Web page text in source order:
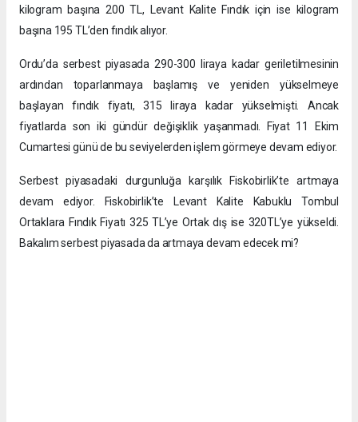
kilogram başına 200 TL, Levant Kalite Fındık için ise kilogram
başına 195 TL’den fındık alıyor.
Ordu’da serbest piyasada 290-300 liraya kadar geriletilmesinin
ardından toparlanmaya başlamış ve yeniden yükselmeye
başlayan fındık fiyatı, 315 liraya kadar yükselmişti. Ancak
fiyatlarda son iki gündür değişiklik yaşanmadı. Fiyat 11 Ekim
Cumartesi günü de bu seviyelerden işlem görmeye devam ediyor.
Serbest piyasadaki durgunluğa karşılık Fiskobirlik’te artmaya
devam ediyor. Fiskobirlik’te Levant Kalite Kabuklu Tombul
Ortaklara Fındık Fiyatı 325 TL’ye Ortak dış ise 320TL’ye yükseldi.
Bakalım serbest piyasada da artmaya devam edecek mi?